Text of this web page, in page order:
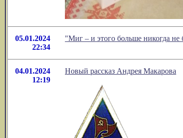
05.01.2024
22:34
"Миг – и этого больше никогда
04.01.2024
12:19
Новый рассказ Андрея Макарова